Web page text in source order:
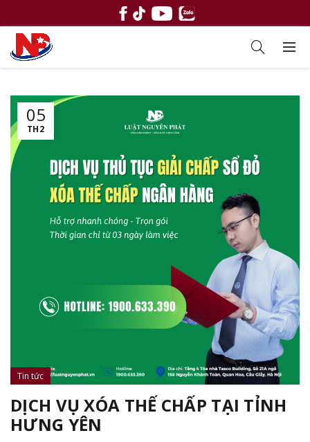
05
TH2
Tin tức
DỊCH VỤ XÓA THẾ CHẤP TẠI TỈNH
HƯNG YÊN